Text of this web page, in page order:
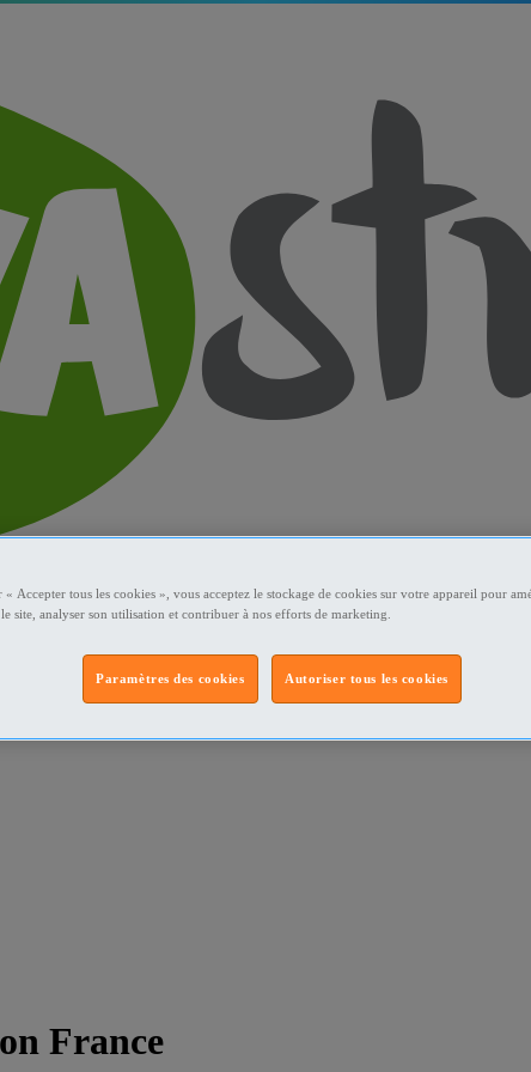
France
« Accepter tous les cookies », vous acceptez le stockage de cookies sur votre appareil pour
site, analyser son utilisation et contribuer à nos efforts de marketing.
Autoriser tous les cookies
Paramètres des cookies